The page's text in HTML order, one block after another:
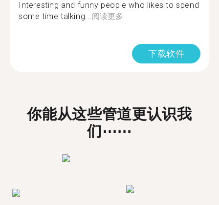
Interesting and funny people who likes to spend
some time talking...阅读更多
下载软件
你能从这些管道更认识我
们⋯⋯